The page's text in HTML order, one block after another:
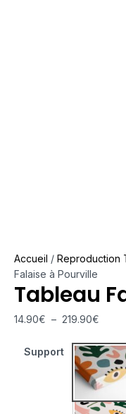
Accueil / Reproduction
Falaise à Pourville
Tableau
14.90€ – 219.90€
Support